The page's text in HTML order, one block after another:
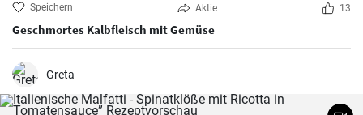
Speichern Aktie 13
Geschmortes Kalbfleisch mit Gemüse
Greta